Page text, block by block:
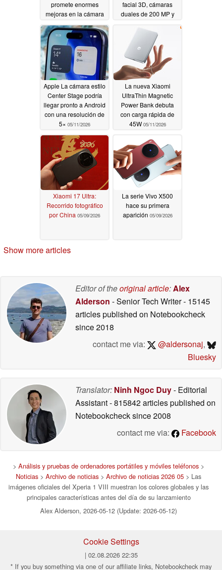
promete enormes
mejoras en la cámara
en un nuevo teaser
oficial05/11/2026
facial 3D, cámaras
duales de 200 MP y
05/11/2026
Apple La cámara estilo
Center Stage podría
llegar pronto a Android
con una resolución de
5× 05/11/2026
La nueva Xiaomi
UltraThin Magnetic
Power Bank debuta
con carga rápida de
45W05/11/2026
Xiaomi 17 Ultra:
Recorrido fotográfico
por China 05/09/2026
La serie Vivo X500
hace su primera
aparición 05/09/2026
Show more articles
Editor of theoriginal article:Alex
Alderson - Senior Tech Writer- 15145
articles published on Notebookcheck
since 2018
contact me via:
@aldersonaj,
Bluesky
Translator: Ninh Ngoc Duy- Editorial
Assistant- 815842 articles published on
Notebookchecksince 2008
contact me via:
Facebook
> Análisis y pruebas de ordenadores portátiles y móviles teléfonos >
Noticias > Archivo de noticias > Archivo de noticias 2026 05 > Las
imágenes oficiales del Xperia 1 VIII muestran los colores globales y las
principales características antes del día de su lanzamiento
Alex Alderson, 2026-05-12 (Update: 2026-05-12)
Cookie Settings
| 02.08.2026 22:35
* If you buy something via one of our affiliate links, Notebookcheck may